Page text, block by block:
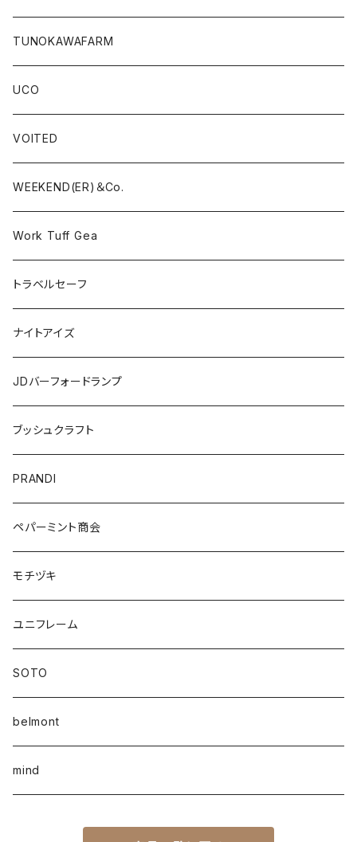
TUNOKAWAFARM
UCO
VOITED
WEEKEND(ER)＆Co.
Work Tuff Gea
トラベルセーフ
ナイトアイズ
JDバーフォードランプ
ブッシュクラフト
PRANDI
ペパーミント商会
モチヅキ
ユニフレーム
SOTO
belmont
mind